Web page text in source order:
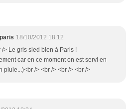
18/10/2012 18:12
/> Le gris sied bien à Paris !
car en ce moment on est servi en
pluie...)<br /> <br /> <br /> <br />